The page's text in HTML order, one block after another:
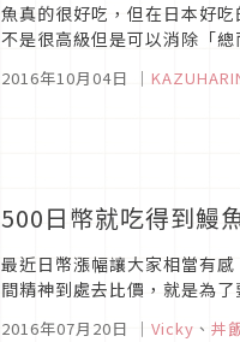
魚真的很好吃，但在日本好
不是很高級但是可以消除「
2016年10月04日 ｜
500日幣就吃得到鰻
最近日幣漲幅讓大家相當有
間精神到處去比價，就是為
2016年07月20日 ｜ Vicky 、 丼